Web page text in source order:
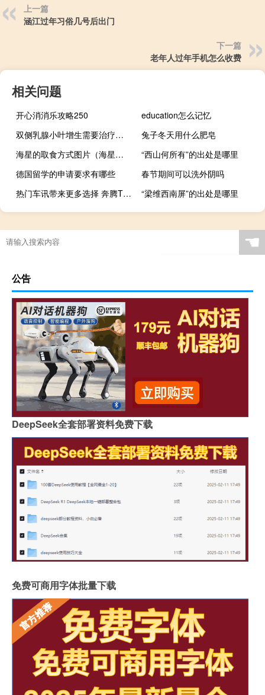
上一篇
涵江过年习俗几号后出门
下一篇
老年人过年手机怎么收费
相关问题
开心消消乐攻略250
education怎么记忆
双侧乳腺小叶增生需要治疗吗（双侧乳腺小叶增生严重吗）
兔子冬天用什么肥皂
海星的取食方式图片（海星的取食方式）
“西山何所有”的出处是哪里
德国留学的申请要求有哪些
春节期间可以洗外阴吗
热门车讯带来更多选择 奔腾T55劲享系列将于4月27日上市
“梁维西南屏”的出处是哪里
☚
公告
DeepSeek全套部署资料免费下载
免费可商用字体批量下载